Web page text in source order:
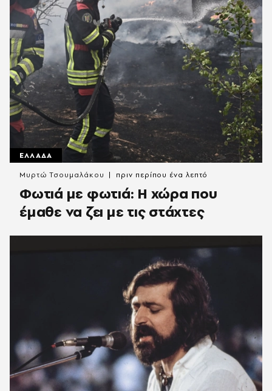
ΕΛΛΑΔΑ
Φωτιά με φωτιά: Η χώρα που
έμαθε να ζει με τις στάχτες
Μυρτώ Τσουμαλάκου πριν περίπου ένα λεπτό